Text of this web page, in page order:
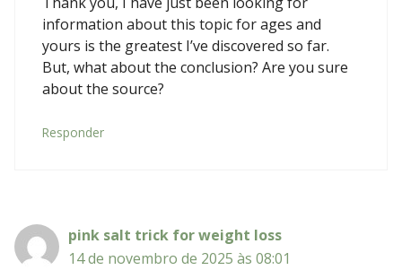
information about this topic for ages and
yours is the greatest I’ve discovered so far.
But, what about the conclusion? Are you sure
about the source?
Responder
pink salt trick for weight loss
14 de novembro de 2025 às 08:01